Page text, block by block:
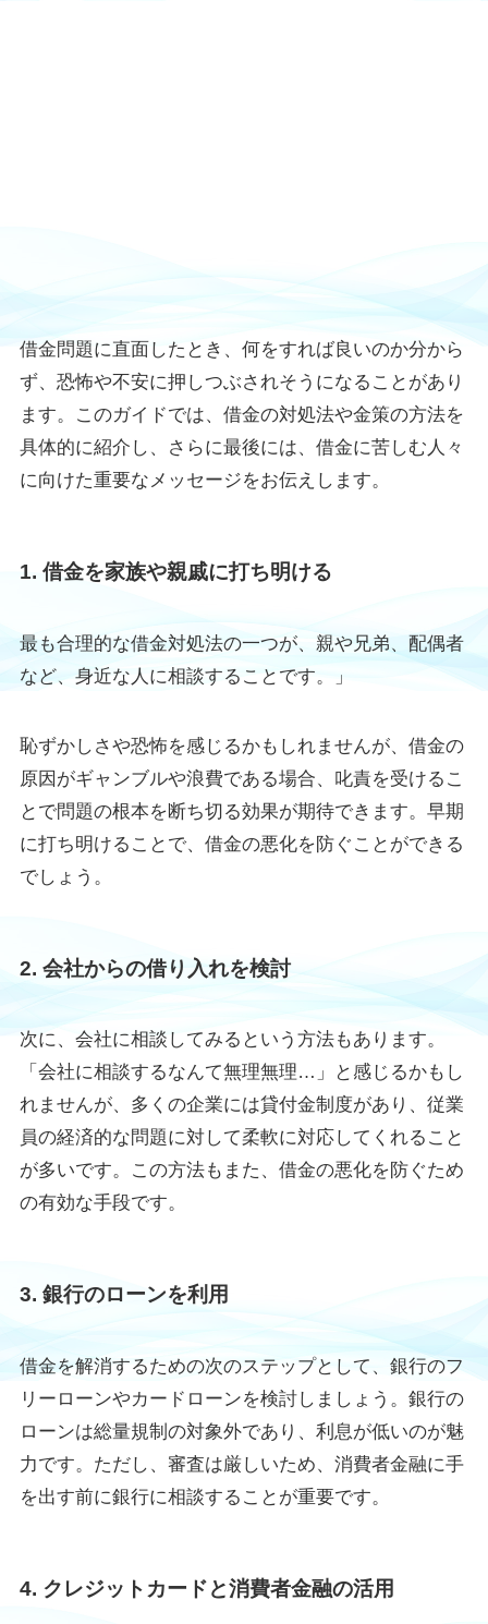
借金問題に直面したとき、何をすれば良いのか分から
ず、恐怖や不安に押しつぶされそうになることがあり
ます。このガイドでは、借金の対処法や金策の方法を
具体的に紹介し、さらに最後には、借金に苦しむ人々
に向けた重要なメッセージをお伝えします。
1. 借金を家族や親戚に打ち明ける
最も合理的な借金対処法の一つが、親や兄弟、配偶者
など、身近な人に相談することです。」
恥ずかしさや恐怖を感じるかもしれませんが、借金の
原因がギャンブルや浪費である場合、叱責を受けるこ
とで問題の根本を断ち切る効果が期待できます。早期
に打ち明けることで、借金の悪化を防ぐことができる
でしょう。
2. 会社からの借り入れを検討
次に、会社に相談してみるという方法もあります。
「会社に相談するなんて無理無理…」と感じるかもし
れませんが、多くの企業には貸付金制度があり、従業
員の経済的な問題に対して柔軟に対応してくれること
が多いです。この方法もまた、借金の悪化を防ぐため
の有効な手段です。
3. 銀行のローンを利用
借金を解消するための次のステップとして、銀行のフ
リーローンやカードローンを検討しましょう。銀行の
ローンは総量規制の対象外であり、利息が低いのが魅
力です。ただし、審査は厳しいため、消費者金融に手
を出す前に銀行に相談することが重要です。
4. クレジットカードと消費者金融の活用